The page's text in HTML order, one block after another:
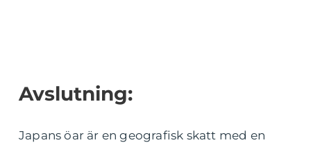
Avslutning:
Japans öar är en geografisk skatt med en